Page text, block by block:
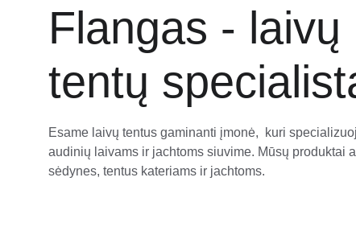
Flangas - laivų
tentų
Esame laivų tentus gaminanti įmonė,  kuri
audinių laivams ir jachtoms siuvime. Mūsų produktai
sėdynes, tentus kateriams ir jachtoms.